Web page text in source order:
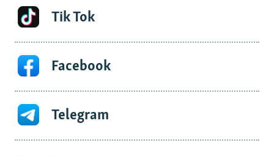
Tik Tok
Facebook
Telegram